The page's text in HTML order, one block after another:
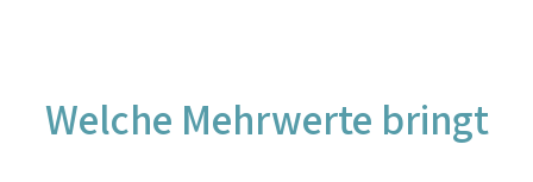
Welche Mehrwerte bringt